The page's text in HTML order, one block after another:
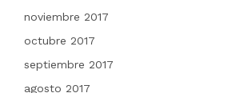
noviembre 2017
octubre 2017
septiembre 2017
agosto 2017